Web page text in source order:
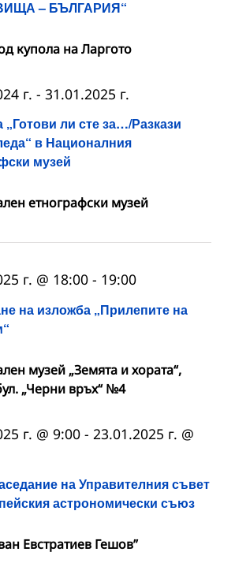
– БЪЛГАРИЯ“
купола на Ларгото
ли сте за…/Разкази
в Националния
музей
г. - 31.01.2025 г.
етнографски музей
на изложба „Прилепите на
г. @ 18:00 - 19:00
музей „Земята и хората“,
„Черни връх“ №4
на Управителния съвет
астрономически съюз
г. @ 9:00 - 23.01.2025 г. @
Евстратиев Гешов”